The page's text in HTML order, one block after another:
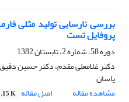
بررسی نارسایی تولید مثلی
پروفایل تست
دوره 58، شماره 2، تابستان 1382
دکتر غلامعلی مقدم، دکتر حسین دقیق
یاسان
مشاهده مقاله
اصل مقاله K